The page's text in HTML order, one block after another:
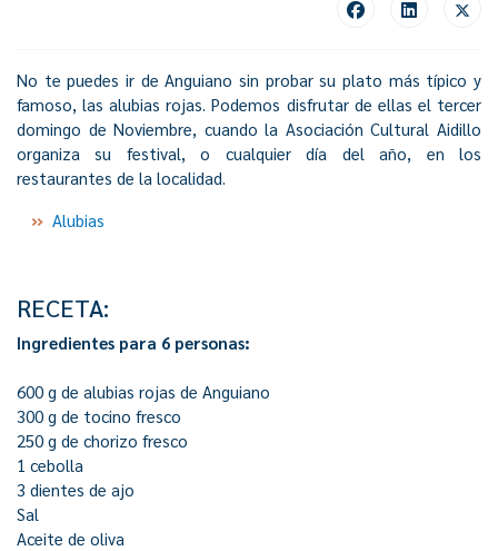
No te puedes ir de Anguiano sin probar su plato más típico y
famoso, las alubias rojas. Podemos disfrutar de ellas el tercer
domingo de Noviembre, cuando la Asociación Cultural Aidillo
organiza su festival, o cualquier día del año, en los
restaurantes de la localidad.
Alubias
RECETA:
Ingredientes para 6 personas:
600 g de alubias rojas de Anguiano
300 g de tocino fresco
250 g de chorizo fresco
1 cebolla
3 dientes de ajo
Sal
Aceite de oliva